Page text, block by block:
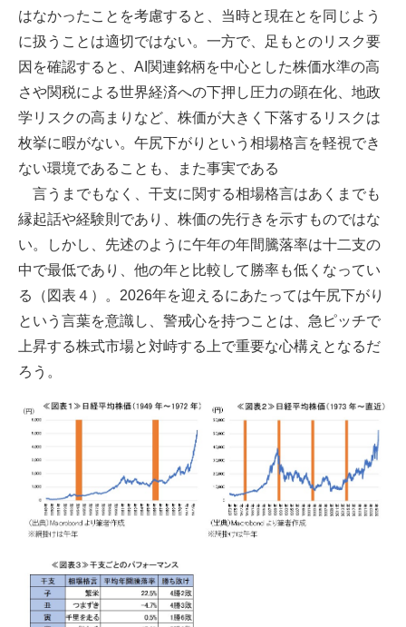
はなかったことを考慮すると、当時と現在とを同じよう
に扱うことは適切ではない。一方で、足もとのリスク要
因を確認すると、AI関連銘柄を中心とした株価水準の高
さや関税による世界経済への下押し圧力の顕在化、地政
学リスクの高まりなど、株価が大きく下落するリスクは
枚挙に暇がない。午尻下がりという相場格言を軽視でき
ない環境であることも、また事実である
言うまでもなく、干支に関する相場格言はあくまでも
縁起話や経験則であり、株価の先行きを示すものではな
い。しかし、先述のように午年の年間騰落率は十二支の
中で最低であり、他の年と比較して勝率も低くなってい
る（図表４）。2026年を迎えるにあたっては午尻下がり
という言葉を意識し、警戒心を持つことは、急ピッチで
上昇する株式市場と対峙する上で重要な心構えとなるだ
ろう。